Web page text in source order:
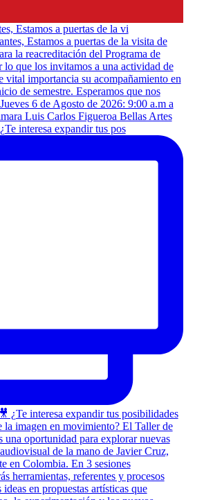
Estamos a puertas de la vi
interesa expandir tus pos